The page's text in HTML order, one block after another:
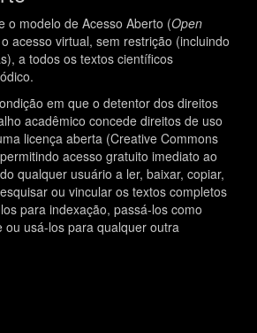
o modelo de Acesso Aberto (Open
acesso virtual, sem restrição (incluindo
a todos os textos científicos
em que o detentor dos direitos
acadêmico concede direitos de uso
licença aberta (Creative Commons
acesso gratuito imediato ao
qualquer usuário a ler, baixar, copiar,
ou vincular os textos completos
para indexação, passá-los como
ou usá-los para qualquer outra